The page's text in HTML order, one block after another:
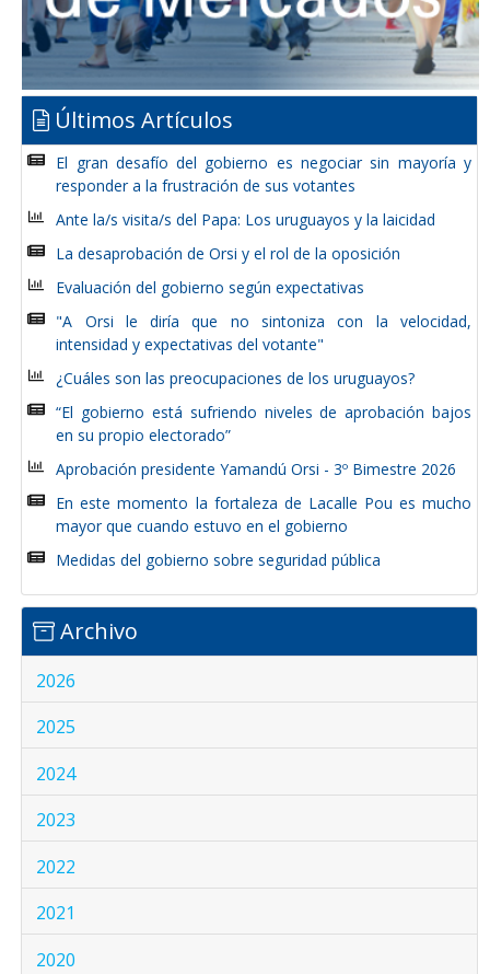
Últimos Artículos
El gran desafío del gobierno es negociar sin mayoría y
responder a la frustración de sus votantes
Ante la/s visita/s del Papa: Los uruguayos y la laicidad
La desaprobación de Orsi y el rol de la oposición
Evaluación del gobierno según expectativas
"A Orsi le diría que no sintoniza con la velocidad,
intensidad y expectativas del votante"
¿Cuáles son las preocupaciones de los uruguayos?
“El gobierno está sufriendo niveles de aprobación bajos
en su propio electorado”
Aprobación presidente Yamandú Orsi - 3º Bimestre 2026
En este momento la fortaleza de Lacalle Pou es mucho
mayor que cuando estuvo en el gobierno
Medidas del gobierno sobre seguridad pública
Archivo
2026
2025
2024
2023
2022
2021
2020